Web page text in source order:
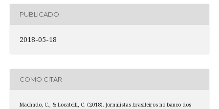
PUBLICADO
2018-05-18
COMO CITAR
Machado, C., & Locatelli, C. (2018). Jornalistas brasileiros no banco dos